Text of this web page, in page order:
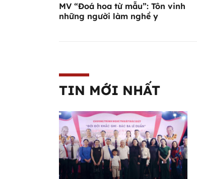
MV “Đoá hoa từ mẫu”: Tôn vinh
những người làm nghề y
TIN MỚI NHẤT